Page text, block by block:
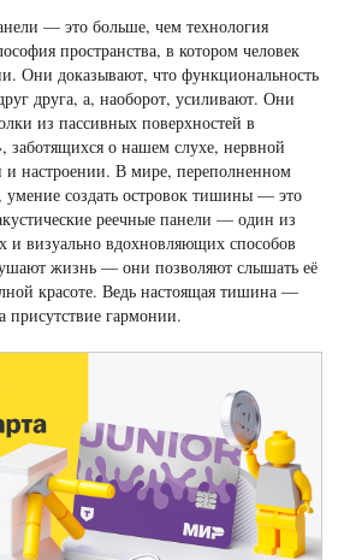
— это больше, чем технология
пространства, в котором человек
Они доказывают, что функциональность
друга, а, наоборот, усиливают. Они
из пассивных поверхностей в
о нашем слухе, нервной
и настроении. В мире, переполненном
создать островок тишины — это
реечные панели — один из
и визуально вдохновляющих способов
жизнь — они позволяют слышать её
красоте. Ведь настоящая тишина —
присутствие гармонии.